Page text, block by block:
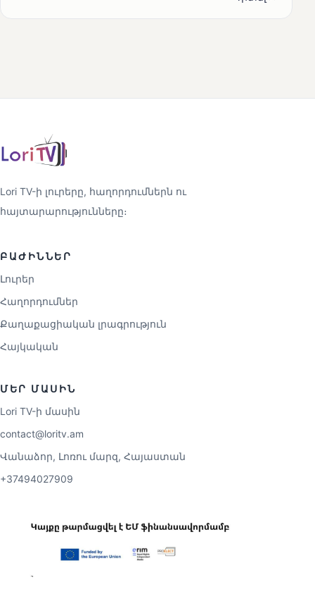
Lori TV-ի լուրերը, հաղորդումներն ու
հայտարարությունները։
ԲԱԺԻՆՆԵՐ
Լուրեր
Հաղորդումներ
Քաղաքացիական լրագրություն
Հայկական
ՄԵՐ ՄԱՍԻՆ
Lori TV-ի մասին
contact@loritv.am
Վանաձոր, Լոռու մարզ, Հայաստան
+37494027909